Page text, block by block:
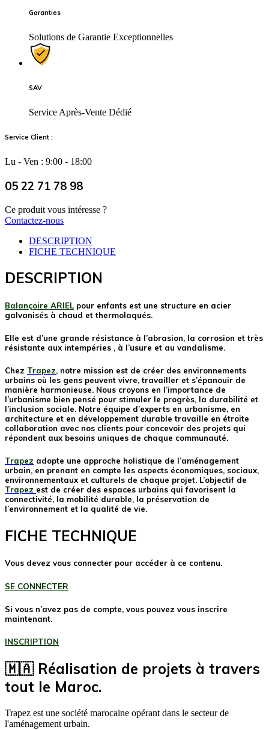
Garanties
Solutions de Garantie Exceptionnelles
SAV
Service Après-Vente Dédié
Service Client :
Lu - Ven : 9:00 - 18:00
05 22 71 78 98
Ce produit vous intéresse ?
Contactez-nous
DESCRIPTION
FICHE TECHNIQUE
DESCRIPTION
Balançoire ARIEL pour enfants est une structure en acier
galvanisés à chaud et thermolaqués.
Elle est d’une grande résistance à l’abrasion, la corrosion et très
résistante aux intempéries , à l’usure et au vandalisme.
Chez Trapez, notre mission est de créer des environnements
urbains où les gens peuvent vivre, travailler et s’épanouir de
manière harmonieuse. Nous croyons en l’importance de
l’urbanisme bien pensé pour stimuler le progrès, la durabilité et
l’inclusion sociale. Notre équipe d’experts en urbanisme, en
architecture et en développement durable travaille en étroite
collaboration avec nos clients pour concevoir des projets qui
répondent aux besoins uniques de chaque communauté.
Trapez adopte une approche holistique de l’aménagement
urbain, en prenant en compte les aspects économiques, sociaux,
environnementaux et culturels de chaque projet. L’objectif de
Trapez est de créer des espaces urbains qui favorisent la
connectivité, la mobilité durable, la préservation de
l’environnement et la qualité de vie.
FICHE TECHNIQUE
Vous devez vous connecter pour accéder à ce contenu.
SE CONNECTER
Si vous n’avez pas de compte, vous pouvez vous inscrire
maintenant.
INSCRIPTION
🇲🇦 Réalisation de projets à travers
tout le Maroc.
Trapez est une société marocaine opérant dans le secteur de
l'aménagement urbain.